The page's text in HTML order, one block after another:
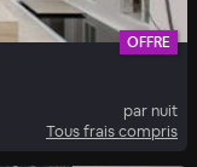
OFFRE
par nuit
Tous frais compris